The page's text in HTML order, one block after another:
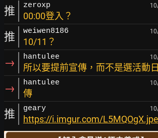
推 zeroxp
00:00登入？
推 weiwen8186
10/11？
→ hantulee
所以要提前宣傳，而不是選活動
→ hantulee
傳
推 geary
https://i.imgur.com/